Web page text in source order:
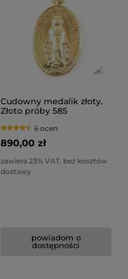
Cudowny medalik złoty.
Złoto próby 585
6 ocen
890,00 zł
zawiera 23% VAT, bez kosztów
dostawy
powiadom o
dostępności